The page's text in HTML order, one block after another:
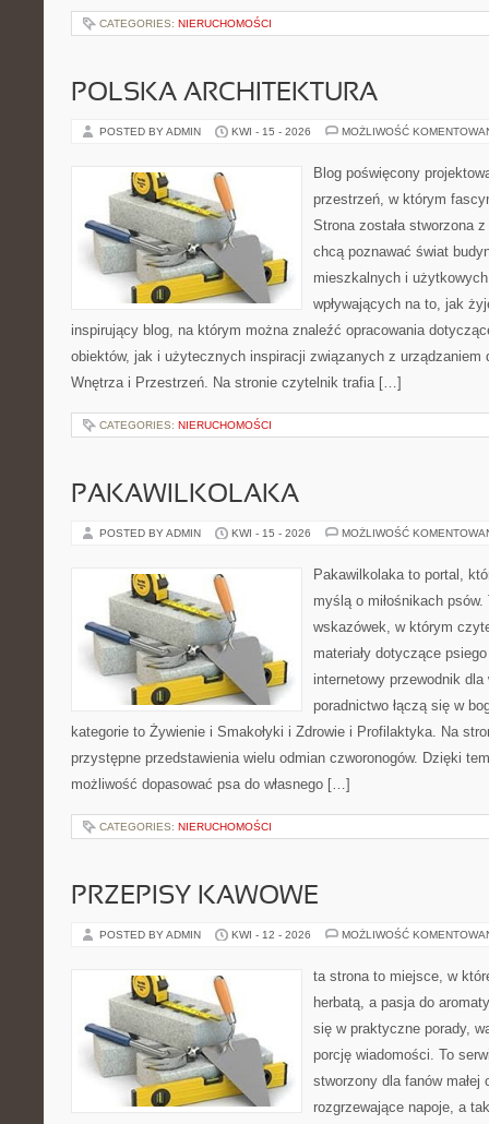
CATEGORIES: NIERUCHOMOŚCI
POLSKA ARCHITEKTURA
POSTED BY ADMIN KWI - 15 - 2026 MOŻLIWOŚĆ
Blog poświęcony
przestrzeń, w którym
Strona została stworzona
chcą poznawać świat
mieszkalnych i
wpływających na to, jak
inspirujący blog, na którym można znaleźć opracowania
obiektów, jak i użytecznych inspiracji związanych z urządzaniem
Wnętrza i Przestrzeń. Na stronie czytelnik trafia […]
CATEGORIES: NIERUCHOMOŚCI
PAKAWILKOLAKA
POSTED BY ADMIN KWI - 15 - 2026 MOŻLIWOŚĆ
Pakawilkolaka to portal,
myślą o miłośnikach
wskazówek, w którym
materiały dotyczące
internetowy przewodnik
poradnictwo łączą się w
kategorie to Żywienie i Smakołyki i Zdrowie i Profilaktyka. Na
przystępne przedstawienia wielu odmian czworonogów. Dzięki
możliwość dopasować psa do własnego […]
CATEGORIES: NIERUCHOMOŚCI
PRZEPISY KAWOWE
POSTED BY ADMIN KWI - 12 - 2026 MOŻLIWOŚĆ
ta strona to miejsce, w
herbatą, a pasja do
się w praktyczne porady,
porcję wiadomości. To
stworzony dla fanów
rozgrzewające napoje, a